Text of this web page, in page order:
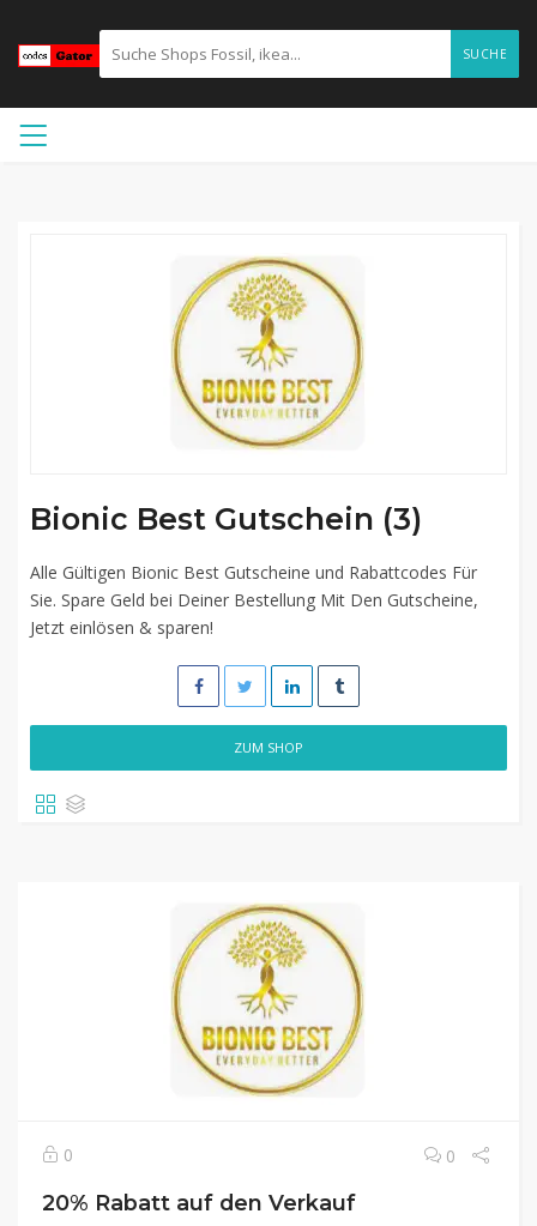
SUCHE
Bionic Best Gutschein (3)
Alle Gültigen Bionic Best Gutscheine und Rabattcodes Für
Sie. Spare Geld bei Deiner Bestellung Mit Den Gutscheine,
Jetzt einlösen & sparen!
ZUM SHOP
0 0
20% Rabatt auf den Verkauf